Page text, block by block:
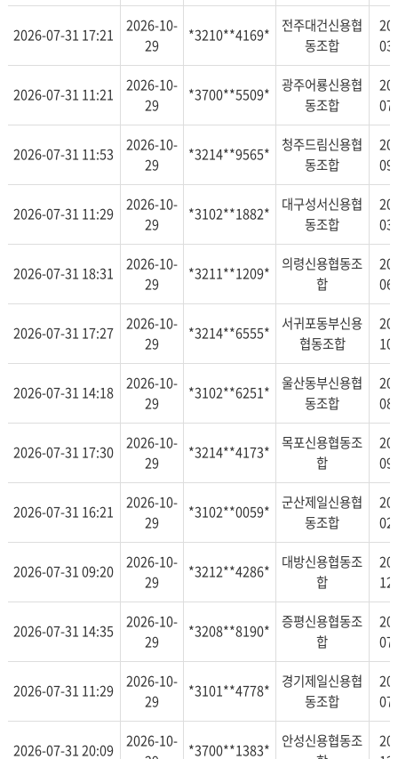
2026-07-31 17:21
2026-10-
29
*3210**4169*
전주대건신용협
동조합
2026-07-31 11:21
2026-10-
29
*3700**5509*
광주어룡신용협
동조합
2026-07-31 11:53
2026-10-
29
*3214**9565*
청주드림신용협
동조합
2026-07-31 11:29
2026-10-
29
*3102**1882*
대구성서신용협
동조합
2026-07-31 18:31
2026-10-
29
*3211**1209*
의령신용협동조
합
2026-07-31 17:27
2026-10-
29
*3214**6555*
서귀포동부신용
협동조합
2026-07-31 14:18
2026-10-
29
*3102**6251*
울산동부신용협
동조합
2026-07-31 17:30
2026-10-
29
*3214**4173*
목포신용협동조
합
2026-07-31 16:21
2026-10-
29
*3102**0059*
군산제일신용협
동조합
2026-07-31 09:20
2026-10-
29
*3212**4286*
대방신용협동조
합
2026-07-31 14:35
2026-10-
29
*3208**8190*
증평신용협동조
합
2026-07-31 11:29
2026-10-
29
*3101**4778*
경기제일신용협
동조합
2026-07-31 20:09
2026-10- *3700**1383*
안성신용협동조